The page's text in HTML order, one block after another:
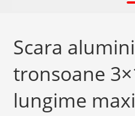
Scara
tronsoane
lungime